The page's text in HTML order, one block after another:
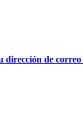
información
dirección de